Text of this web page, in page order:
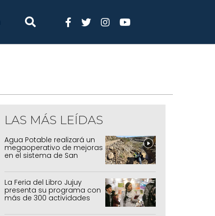
LAS MÁS LEÍDAS
Agua Potable realizará un
megaoperativo de mejoras
en el sistema de San
La Feria del Libro Jujuy
presenta su programa con
más de 300 actividades